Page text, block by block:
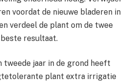
voordat de nieuwe bladeren in
verdeel de plant om de twee
resultaat.
tweede jaar in de grond heeft
plant extra irrigatie